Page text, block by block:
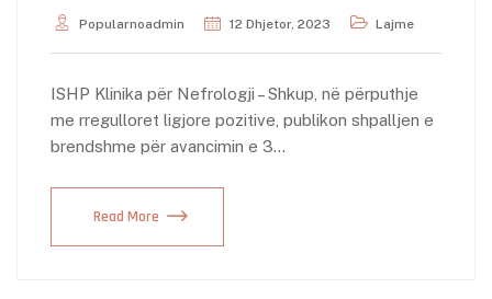
Popularnoadmin 12 Dhjetor, 2023 Lajme
ISHP Klinika për Nefrologji – Shkup, në përputhje
me rregulloret ligjore pozitive, publikon shpalljen e
brendshme për avancimin e 3…
Read More